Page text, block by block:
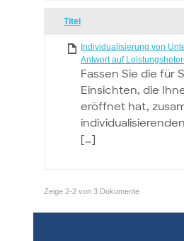
HasTitel
Individualisierung von
Antwort auf
Fassen Sie die für
Einsichten, die
eröffnet hat,
[…]
Zeige 2-2 von 3 Dokumente